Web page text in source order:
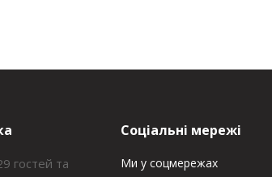
гостей та
Соціальні мережі
Ми у соцмережах